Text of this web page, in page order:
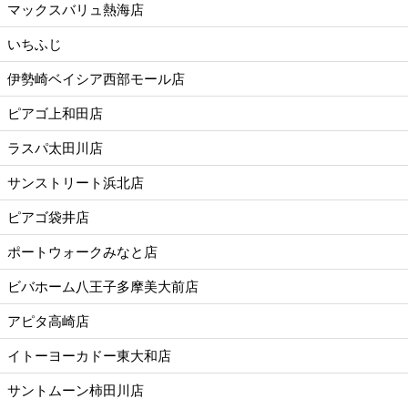
マックスバリュ熱海店
いちふじ
伊勢崎ベイシア西部モール店
ピアゴ上和田店
ラスパ太田川店
サンストリート浜北店
ピアゴ袋井店
ポートウォークみなと店
ビバホーム八王子多摩美大前店
アピタ高崎店
イトーヨーカドー東大和店
サントムーン柿田川店